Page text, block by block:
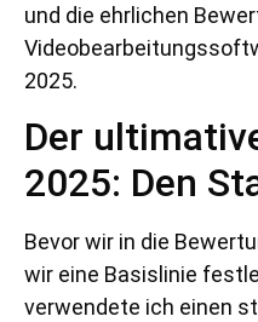
und die ehrlichen
2025.
Der
2025: Den
Bevor wir in die
wir eine Basislinie
verwendete ich einen